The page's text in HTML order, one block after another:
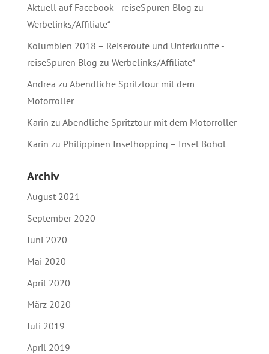
Aktuell auf Facebook - reiseSpuren Blog zu
Werbelinks/Affiliate*
Kolumbien 2018 – Reiseroute und Unterkünfte -
reiseSpuren Blog zu Werbelinks/Affiliate*
Andrea zu Abendliche Spritztour mit dem
Motorroller
Karin zu Abendliche Spritztour mit dem Motorroller
Karin zu Philippinen Inselhopping – Insel Bohol
Archiv
August 2021
September 2020
Juni 2020
Mai 2020
April 2020
März 2020
Juli 2019
April 2019